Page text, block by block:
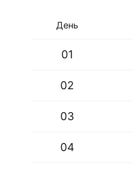
День
01
02
03
04